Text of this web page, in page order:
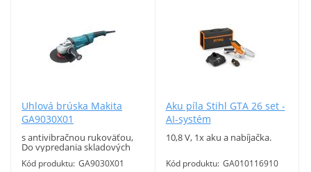
Uhlová brúska Makita
GA9030X01
s antivibračnou rukoväťou,
Do vypredania skladových
Kód produktu: GA9030X01
Aku píla Stihl GTA 26 set -
AI-systém
10,8 V, 1x aku a nabíjačka.
Kód produktu: GA010116910